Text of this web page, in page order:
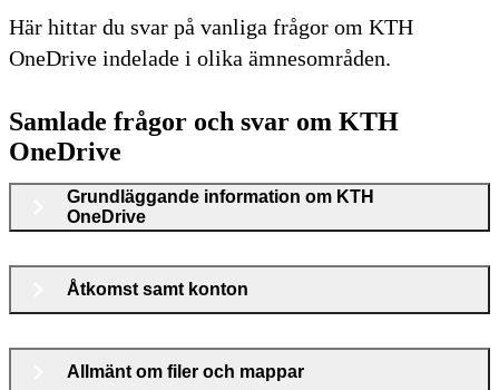
Här hittar du svar på vanliga frågor om KTH
OneDrive indelade i olika ämnesområden.
Samlade frågor och svar om KTH
OneDrive
Grundläggande information om KTH
OneDrive
Åtkomst samt konton
Allmänt om filer och mappar